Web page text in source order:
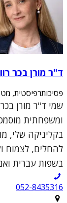
ד"ר מורן בכר
פסיכותרפיסטית,
שמי ד"ר מורן
ומשפחתית
בקליניקה שלי,
להחלים, לצמוח
בשפות עברית
052-8435316